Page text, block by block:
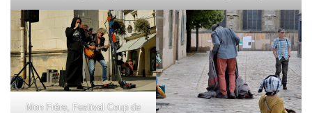
Mon Frère, Festival Coup de